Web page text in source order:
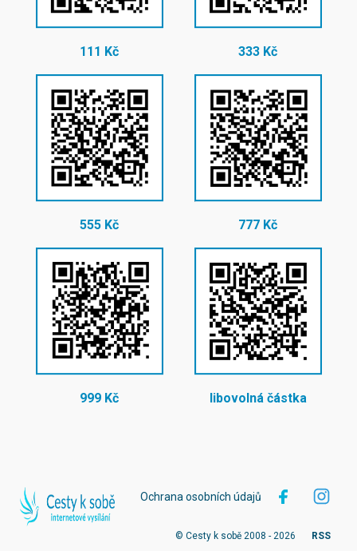
111 Kč 333 Kč
555 Kč 777 Kč
999 Kč libovolná částka
Ochrana osobních údajů
© Cesty k sobě 2008 - 2026 RSS